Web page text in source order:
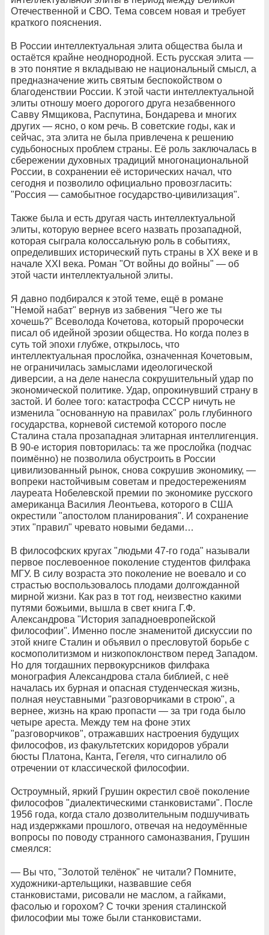
Отечественной и СВО. Тема совсем новая и требует
краткого пояснения.
В России интеллектуальная элита общества была и
остаётся крайне неоднородной. Есть русская элита —
в это понятие я вкладываю не национальный смысл, а
предназначение жить святым беспокойством о
благоденствии России. К этой части интеллектуальной
элиты отношу моего дорогого друга незабвенного
Савву Ямщикова, Распутина, Бондарева и многих
других — ясно, о ком речь. В советские годы, как и
сейчас, эта элита не была привлечена к решению
судьбоносных проблем страны. Её роль заключалась в
сбережении духовных традиций многонациональной
России, в сохранении её исторических начал, что
сегодня и позволило официально провозгласить:
"Россия — самобытное государство-цивилизация".
Также была и есть другая часть интеллектуальной
элиты, которую вернее всего назвать прозападной,
которая сыграла колоссальную роль в событиях,
определивших исторический путь страны в ХХ веке и в
начале ХХI века. Роман "От войны до войны" — об
этой части интеллектуальной элиты.
Я давно подбирался к этой теме, ещё в романе
"Немой набат" вернув из забвения "Чего же ты
хочешь?" Всеволода Кочетова, который пророчески
писал об идейной эрозии общества. Но когда полез в
суть той эпохи глубже, открылось, что
интеллектуальная прослойка, означенная Кочетовым,
не ограничилась замыслами идеологической
диверсии, а на деле нанесла сокрушительный удар по
экономической политике. Удар, опрокинувший страну в
застой. И более того: катастрофа СССР ничуть не
изменила "основанную на правилах" роль глубинного
государства, корневой системой которого после
Сталина стала прозападная элитарная интеллигенция.
В 90-е история повторилась: та же прослойка (подчас
поимённо) не позволила обустроить в России
цивилизованный рынок, снова сокрушив экономику, —
вопреки настойчивым советам и предостережениям
лауреата Нобелевской премии по экономике русского
американца Василия Леонтьева, которого в США
окрестили "апостолом планирования". И сохранение
этих "правил" чревато новыми бедами…
В философских кругах "людьми 47-го года" называли
первое послевоенное поколение студентов филфака
МГУ. В силу возраста это поколение не воевало и со
страстью воспользовалось плодами долгожданной
мирной жизни. Как раз в тот год, неизвестно какими
путями божьими, вышла в свет книга Г.Ф.
Александрова "История западноевропейской
философии". Именно после знаменитой дискуссии по
этой книге Сталин и объявил о пресловутой борьбе с
космополитизмом и низкопоклонством перед Западом.
Но для тогдашних первокурсников филфака
монография Александрова стала библией, с неё
началась их бурная и опасная студенческая жизнь,
полная неуставными "разговорчиками в строю", а
вернее, жизнь на краю пропасти — за три года было
четыре ареста. Между тем на фоне этих
"разговорчиков", отражавших настроения будущих
философов, из факультетских коридоров убрали
бюсты Платона, Канта, Гегеля, что сигналило об
отречении от классической философии.
Остроумный, яркий Грушин окрестил своё поколение
философов "диалектическими станковистами". После
1956 года, когда стало дозволительным подшучивать
над издержками прошлого, отвечая на недоумённые
вопросы по поводу странного самоназвания, Грушин
смеялся:
— Вы что, "Золотой телёнок" не читали? Помните,
художники-артельщики, назвавшие себя
станковистами, рисовали не маслом, а гайками,
фасолью и горохом? С точки зрения сталинской
философии мы тоже были станковистами.